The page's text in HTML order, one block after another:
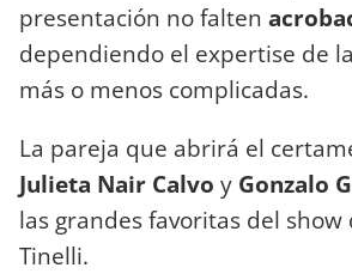
presentación no falten
dependiendo el expertise de
más o menos complicadas.
La pareja que abrirá el
Julieta Nair Calvo y Gonzalo
las grandes favoritas del show
Tinelli.